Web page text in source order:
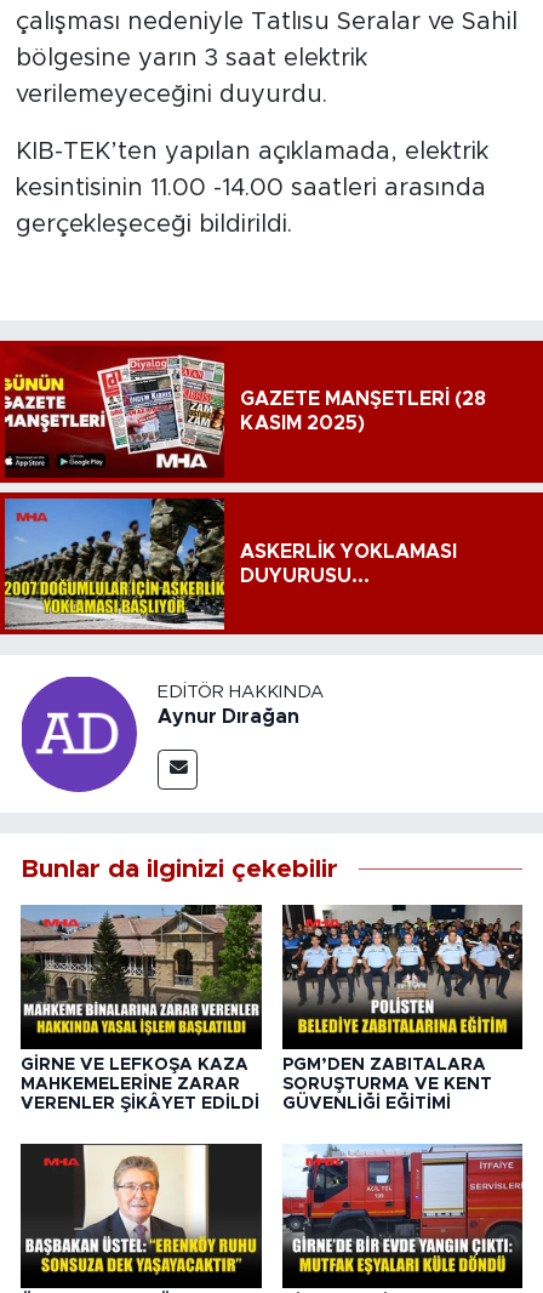
çalışması nedeniyle Tatlısu Seralar ve Sahil
bölgesine yarın 3 saat elektrik
verilemeyeceğini duyurdu.
KIB-TEK’ten yapılan açıklamada, elektrik
kesintisinin 11.00 -14.00 saatleri arasında
gerçekleşeceği bildirildi.
GAZETE MANŞETLERİ (28
KASIM 2025)
ASKERLİK YOKLAMASI
DUYURUSU...
EDITÖR HAKKINDA
Aynur Dırağan
Bunlar da ilginizi çekebilir
GİRNE VE LEFKOŞA KAZA
MAHKEMELERİNE ZARAR
VERENLER ŞİKÂYET EDİLDİ
PGM’DEN ZABITALARA
SORUŞTURMA VE KENT
GÜVENLİĞİ EĞİTİMİ